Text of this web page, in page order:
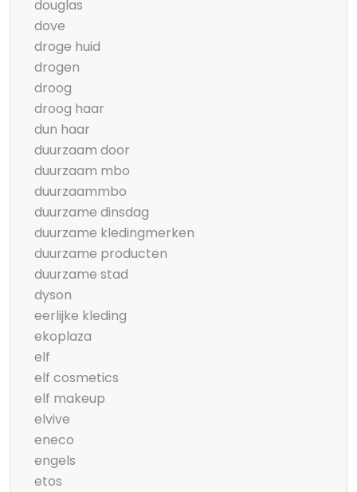
douglas
dove
droge huid
drogen
droog
droog haar
dun haar
duurzaam door
duurzaam mbo
duurzaammbo
duurzame dinsdag
duurzame kledingmerken
duurzame producten
duurzame stad
dyson
eerlijke kleding
ekoplaza
elf
elf cosmetics
elf makeup
elvive
eneco
engels
etos